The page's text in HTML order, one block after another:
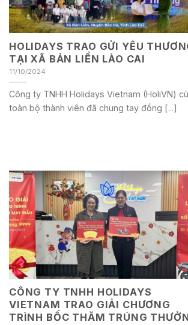
HOLIDAYS TRAO GỬI YÊU
TẠI XÃ BẢN LIỀN LÀO CAI
11/10/2024
Công ty TNHH Holidays Vietnam (HoliVN)
toàn bộ thành viên đã chung tay đồng [...]
CÔNG TY TNHH HOLIDAYS
VIETNAM TRAO GIẢI CHƯƠNG
TRÌNH BỐC THĂM TRÚNG